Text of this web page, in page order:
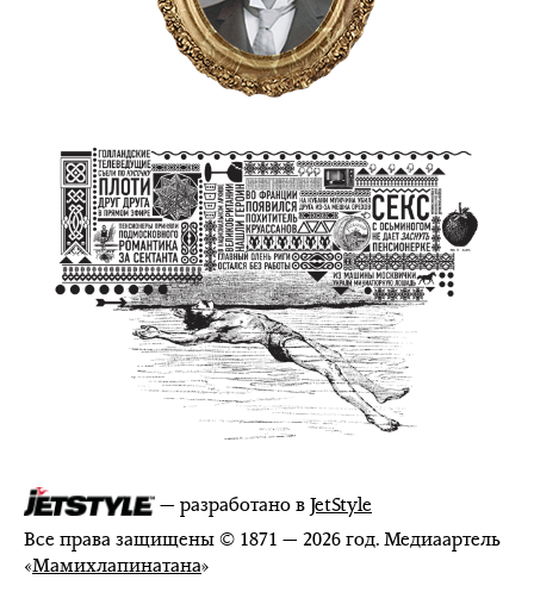
— разработано вJetStyle
Все права защищены © 1871 — 2026 год. Медиаартель
«Мамихлапинатана»